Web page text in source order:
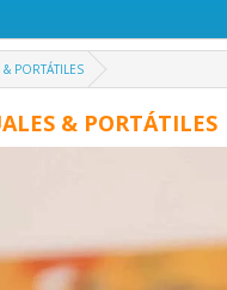
PORTÁTILES
& PORTÁTILES